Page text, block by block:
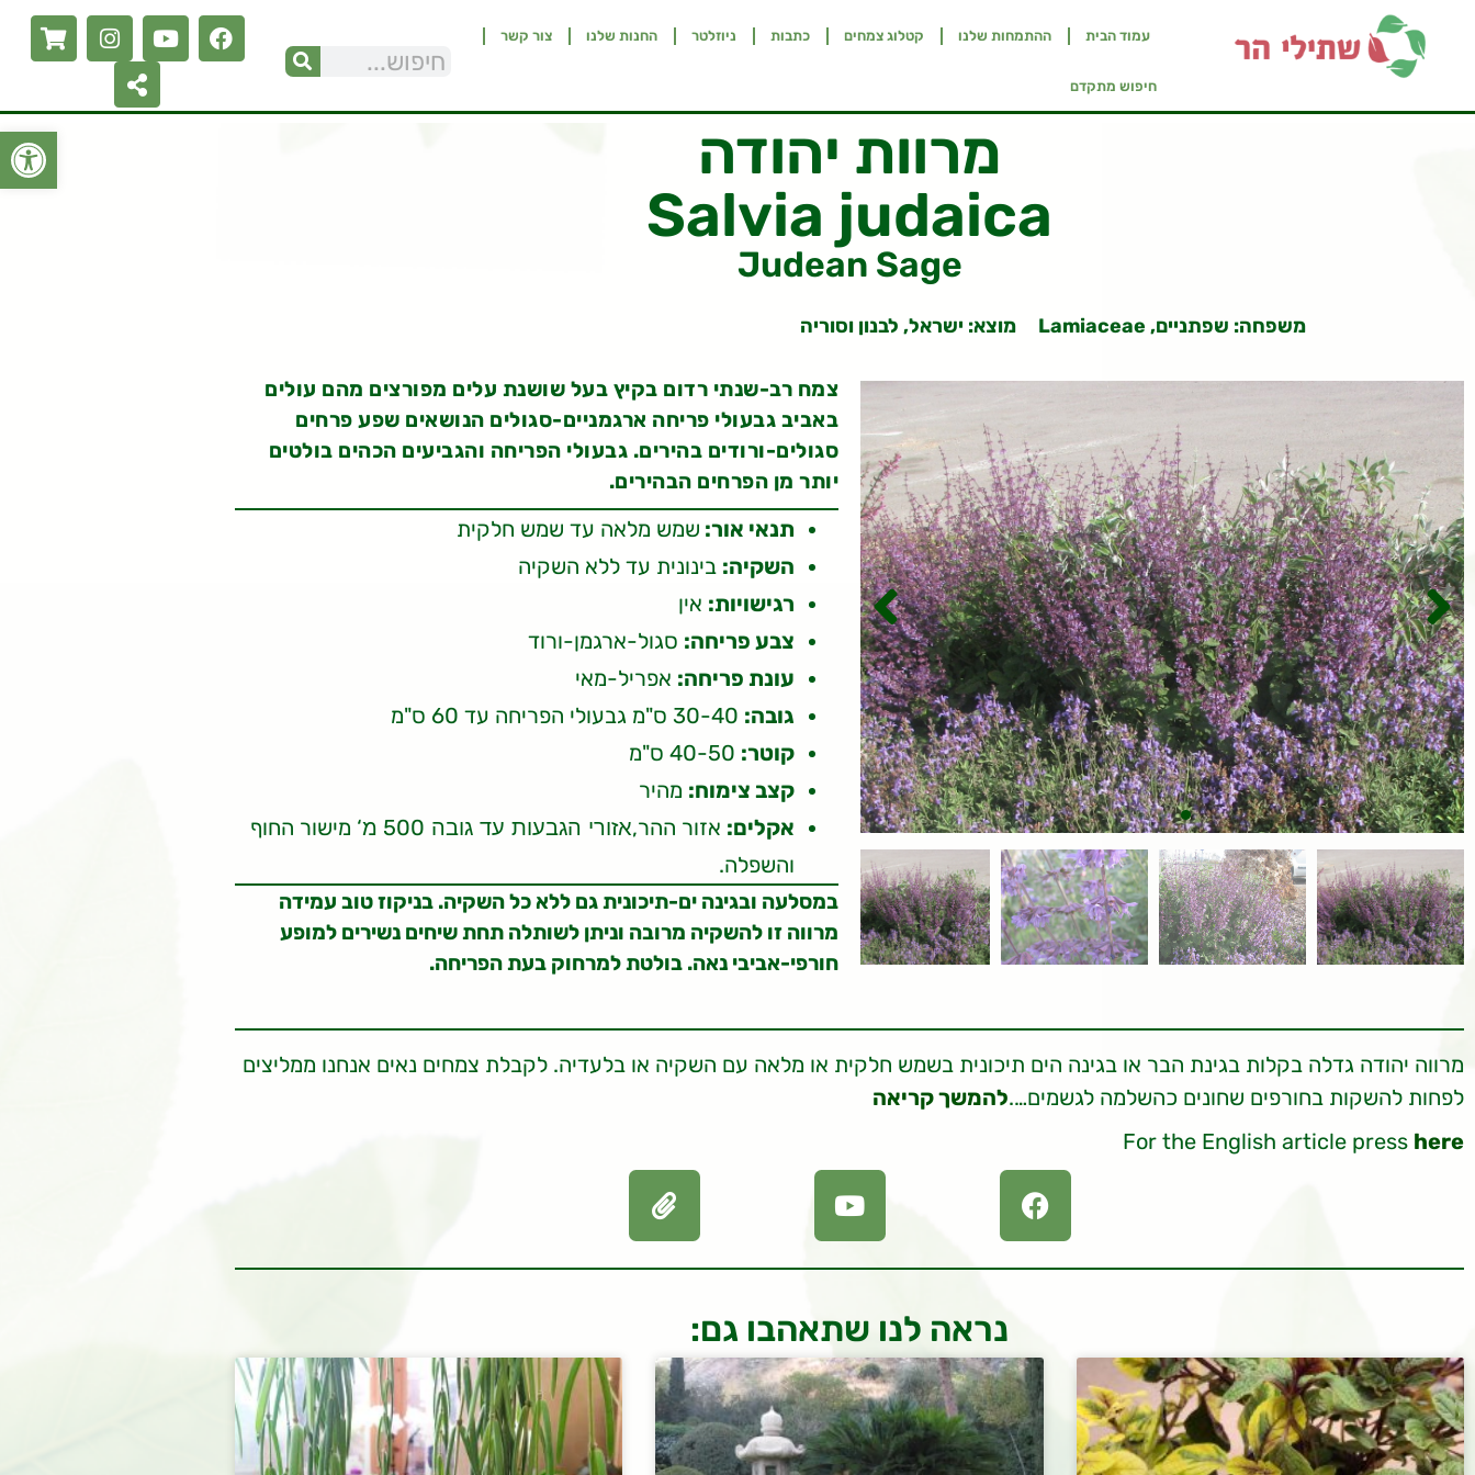
פתח
עמוד הבית ההתמחות שלנו קטלוג צמחים כתבות ניוזלטר החנות שלנו צור קשר
חיפוש מתקדם
מרוות יהודה
Salvia judaica
Judean Sage
משפחה: שפתניים, Lamiaceae מוצא: ישראל, לבנון וסוריה
צמח רב-שנתי רדום בקיץ בעל שושנת עלים מפורצים מהם עולים
באביב גבעולי פריחה ארגמניים-סגולים הנושאים שפע פרחים
סגולים-ורודים בהירים. גבעולי הפריחה והגביעים הכהים בולטים
יותר מן הפרחים הבהירים.
תנאי אור: שמש מלאה עד שמש חלקית
השקיה: בינונית עד ללא השקיה
רגישויות: אין
צבע פריחה: סגול-ארגמן-ורוד
עונת פריחה: אפריל-מאי
גובה:
קוטר:
קצב צימוח: מהיר
אקלים: אזור ההר,אזורי הגבעות עד גובה 500 מ‘ מישור החוף
והשפלה.
במסלעה ובגינה ים-תיכונית גם ללא כל השקיה. בניקוז טוב עמידה
מרווה זו להשקיה מרובה וניתן לשותלה תחת שיחים נשירים למופע
חורפי-אביבי נאה. בולטת למרחוק בעת הפריחה.
מרווה יהודה גדלה בקלות בגינת הבר או בגינה הים תיכונית בשמש חלקית או מלאה עם השקיה או בלעדיה. לקבלת צמחים נאים אנחנו ממליצים
לפחות להשקות בחורפים שחונים כהשלמה לגשמים….להמשך קריאה
For the English article press here
נראה לנו שתאהבו גם: